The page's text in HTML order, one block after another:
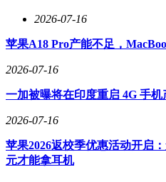
2026-07-16
苹果A18 Pro产能不足，
2026-07-16
一加被曝将在印度重启 4G 手
2026-07-16
苹果2026返校季优惠活动开启
元才能拿耳机